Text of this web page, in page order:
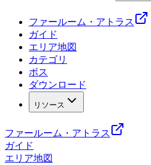
ファールーム・アトラス
ガイド
エリア地図
カテゴリ
ボス
ダウンロード
リソース
ファールーム・アトラス
ガイド
エリア地図